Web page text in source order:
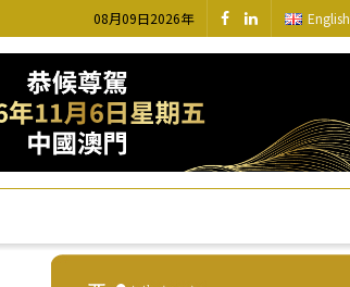
08月09日2026年 English